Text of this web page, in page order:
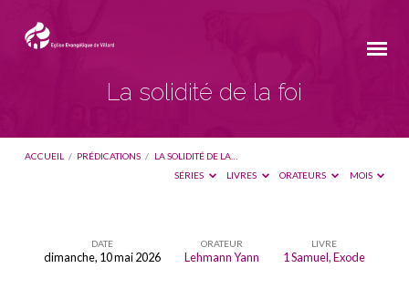
La solidité de la foi
ACCUEIL / PRÉDICATIONS / LA SOLIDITÉ DE LA…
SÉRIES
LIVRES ORATEURS MOIS
DATE
dimanche, 10 mai 2026
ORATEUR
Lehmann Yann
LIVRE
1 Samuel,Exode